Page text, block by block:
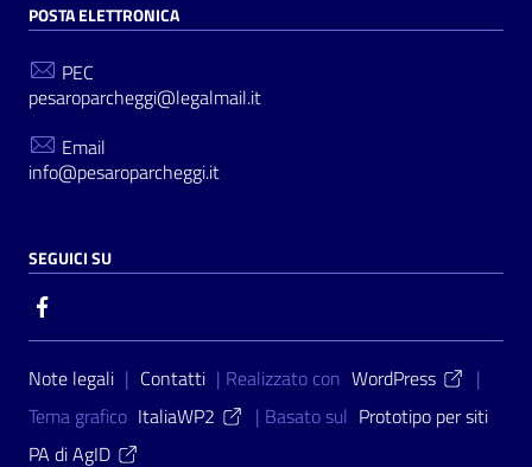
POSTA ELETTRONICA
PEC
pesaroparcheggi@legalmail.it
Email
info@pesaroparcheggi.it
SEGUICI SU
Sezione Link Utili
Note legali | Contatti | Realizzato con WordPress
|
Tema grafico ItaliaWP2 | Basato sul Prototipo per siti
PA di AgID